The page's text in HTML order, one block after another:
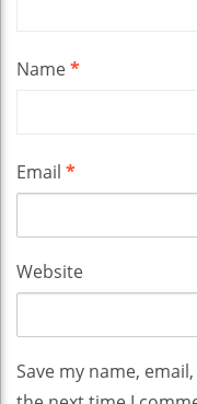
Name*
Email *
Website
Save my name,